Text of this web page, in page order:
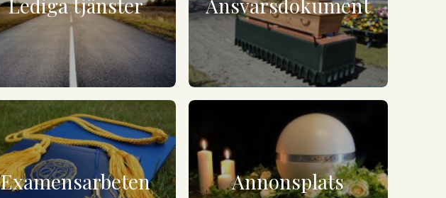
Lediga tjänster Ansvarsdokument
Examensarbeten Annonsplats